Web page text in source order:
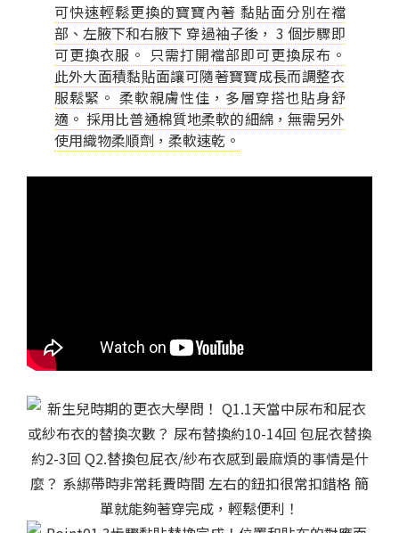
可快速輕鬆更換的寶寶內著 黏貼面分別在襠
部、左腋下和右腋下 穿過袖子後， 3 個步驟即
可更換衣服。 只需打開襠部即可更換尿布。
此外大面積黏貼面讓可隨著寶寶成長而調整衣
服鬆緊。 柔軟親膚性佳，多層穿搭也貼身舒
適。 採用比普通棉質地柔軟的細綿，無需另外
使用織物柔順劑，柔軟速乾。